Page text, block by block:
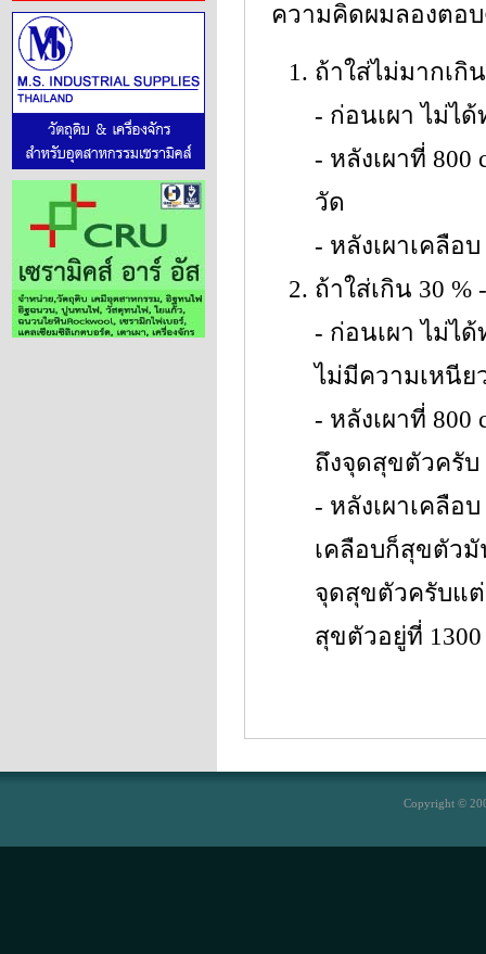
ความคิดผมลองตอ
ถ้าใส่ไม่มากเกิ
- ก่อนเผา ไม่ไ
- หลังเผาที่
วัด
- หลังเผาเคลือ
ถ้าใส่เกิน 30 %
- ก่อนเผา ไม่ไ
ไม่มีความเหนี
- หลังเผาที่
ถึงจุดสุขตัวครับ
- หลังเผาเคลือ
เคลือบก็สุขตัวมั
จุดสุขตัวครับแต่
สุขตัวอยู่ที่ 1300
Copyright ©